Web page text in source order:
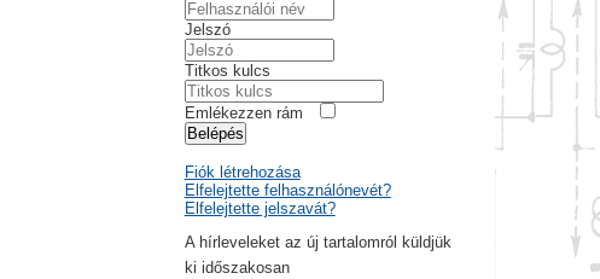
Jelszó
Titkos kulcs
Emlékezzen rám
Belépés
Fiók létrehozása
Elfelejtette felhasználónevét?
Elfelejtette jelszavát?
A hírleveleket az új tartalomról küldjük
ki időszakosan